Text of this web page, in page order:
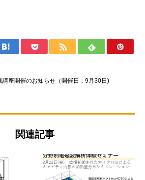
講座開催のお知らせ（開催日：9月30日)
関連記事